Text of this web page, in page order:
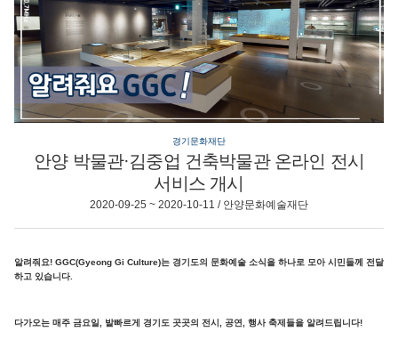
경기문화재단
안양 박물관·김중업 건축박물관 온라인 전시
서비스 개시
2020-09-25 ~ 2020-10-11 / 안양문화예술재단
알려줘요! GGC(Gyeong Gi Culture)는 경기도의 문화예술 소식을 하나로 모아 시민들께 전달
하고 있습니다.
다가오는 매주 금요일, 발빠르게 경기도 곳곳의 전시, 공연, 행사 축제들을 알려드립니다!